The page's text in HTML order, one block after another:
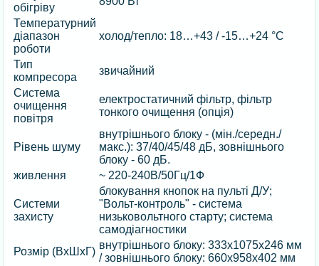
обігріву
Температурний
діапазон
роботи
холод/тепло: 18…+43 / -15…+24 °C
Тип
компресора
звичайний
Система
очищення
повітря
електростатичний фільтр, фільтр
тонкого очищення (опція)
Рівень шуму
внутрішнього блоку - (мін./середн./
макс.): 37/40/45/48 дБ, зовнішнього
блоку - 60 дБ.
живлення
~ 220-240В/50Гц/1Ф
Системи
захисту
блокування кнопок на пульті Д/У;
"Вольт-контроль" - система
низьковольтного старту; система
самодіагностики
Розмір (ВхШхГ)
внутрішнього блоку: 333х1075х246 мм
/ зовнішнього блоку: 660х958х402 мм